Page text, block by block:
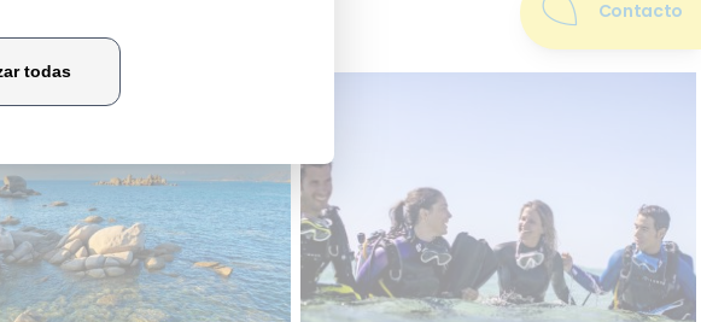
Buceo
Contacto